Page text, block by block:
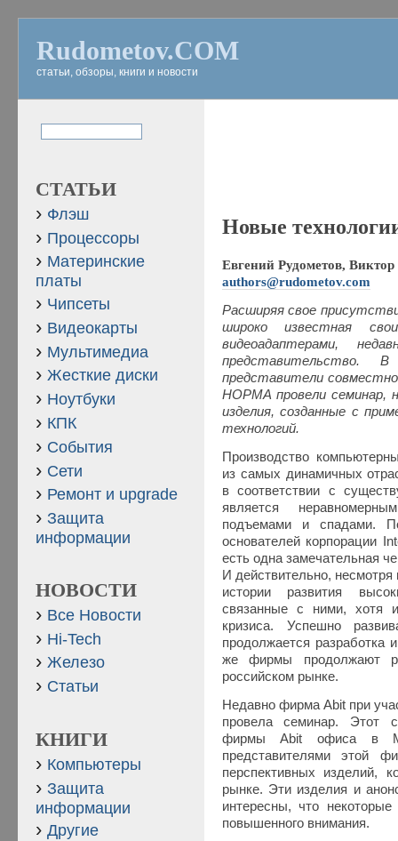
Rudometov.COM
статьи, обзоры, книги и новости
Новые
Евгений Рудометов, Виктор
authors@rudometov.com
Расширяя свое
широко известная
видеоадаптерами,
представители
НОРМА провели семинар,
изделия, созданные с
технологий.
Производство
из самых динамичных
в соответствии с
является
подъемами и спадами.
основателей корпорации
есть одна замечательная
И действительно,
истории развития
связанные с ними, хотя
кризиса. Успешно
продолжается разработка
же фирмы продолжают
российском рынке.
Недавно фирма Abit при
провела семинар. Этот
фирмы Abit офиса в
представителями этой
перспективных изделий,
рынке. Эти изделия и
интересны, что
повышенного внимания.
СТАТЬИ
Флэш
Процессоры
Материнские
платы
Чипсеты
Видеокарты
Мультимедиа
Жесткие диски
Ноутбуки
КПК
События
Сети
Ремонт и upgrade
Защита
информации
НОВОСТИ
Все Новости
Hi-Tech
Железо
Статьи
КНИГИ
Компьютеры
Защита
информации
Другие